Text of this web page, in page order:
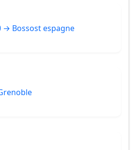
→ Bossost espagne